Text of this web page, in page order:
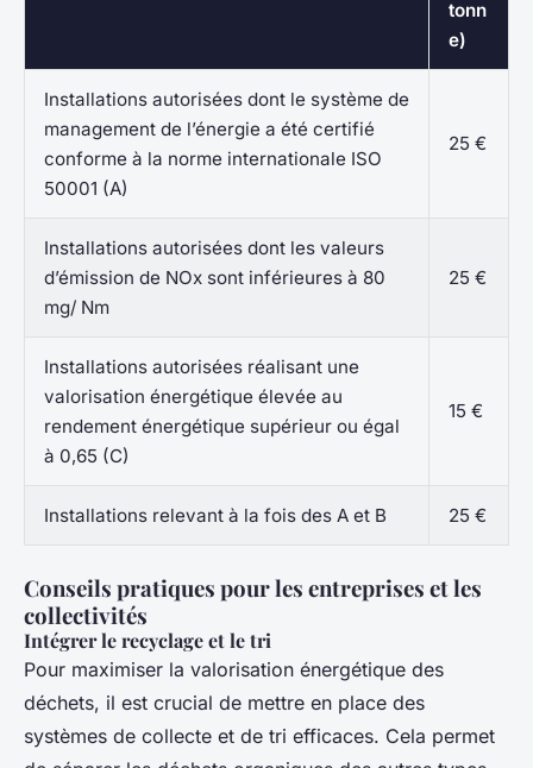
tonn
e)
Installations autorisées dont le système de
management de l’énergie a été certifié
conforme à la norme internationale ISO
50001 (A)
25 €
Installations autorisées dont les valeurs
d’émission de NOx sont inférieures à 80
mg/ Nm
25 €
Installations autorisées réalisant une
valorisation énergétique élevée au
rendement énergétique supérieur ou égal
à 0,65 (C)
15 €
Installations relevant à la fois des A et B 25 €
Conseils pratiques pour les entreprises et les
collectivités
Intégrer le recyclage et le tri
Pour maximiser la valorisation énergétique des
déchets, il est crucial de mettre en place des
systèmes de collecte et de tri efficaces. Cela permet